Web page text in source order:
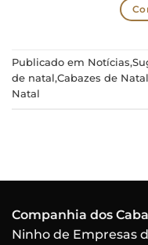
Publicado em Notícias,
de natal,Cabazes de
Natal
Companhia dos
Ninho de Empresas